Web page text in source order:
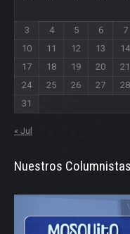
3
4 5 6 7
10
11 12 13 14
17
18 19 20 21
24
25 26 27 28
31
« Jul
Nuestros Columnistas